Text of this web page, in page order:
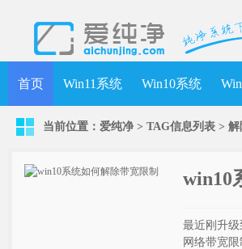
首页 Win11系统 Win10系统
当前位置： 爱纯净 > TAG信息列表 >
win10
最近刚升
网络带宽